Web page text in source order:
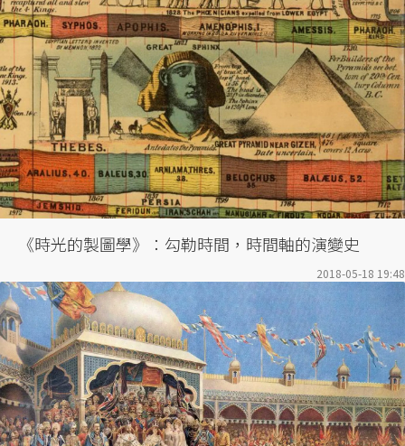
《時光的製圖學》：勾勒時間，時間軸的演變史
2018-05-18 19:48